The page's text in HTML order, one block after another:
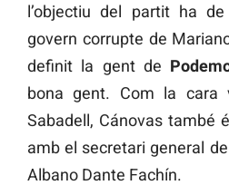
l’objectiu del partit ha
govern corrupte de
definit la gent de
bona gent. Com la cara
Sabadell, Cánovas també
amb el secretari general
Albano Dante Fachín.